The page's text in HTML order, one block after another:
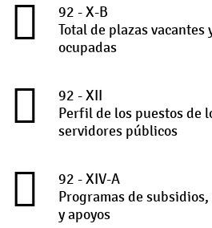
92 - X-B
Total de plazas vacantes
ocupadas
92 - XII
Perfil de los puestos de
servidores públicos
92 - XIV-A
Programas de
y apoyos